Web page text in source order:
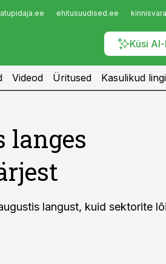
ehitusuudised.ee
Küsi
Videod Üritused Kasulikud
langes
langust, kuid sektorite